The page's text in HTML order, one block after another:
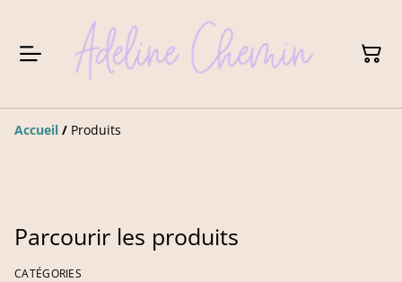
Accueil / Produits
Parcourir les produits
CATÉGORIES